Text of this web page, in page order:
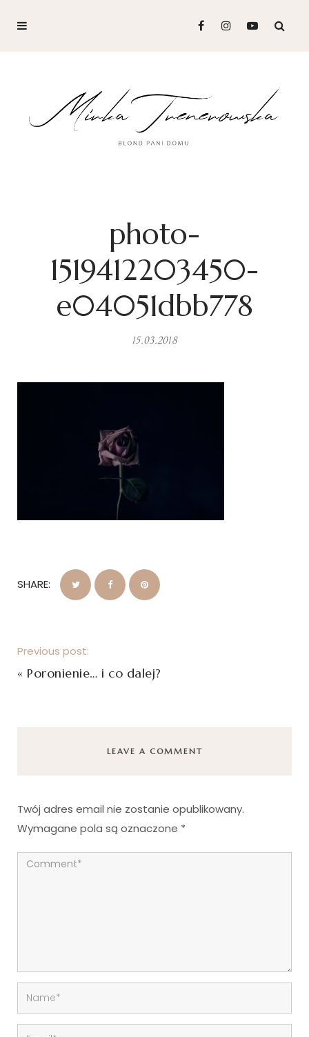
photo-
1519412203450-
e04051dbb778
15.03.2018
SHARE:
Previous post:
« Poronienie… i co dalej?
LEAVE A COMMENT
Twój adres email nie zostanie opublikowany.
Wymagane pola są oznaczone *